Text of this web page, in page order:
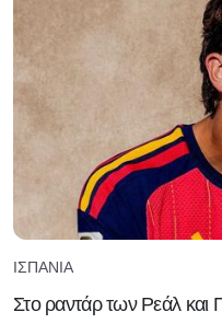
ΙΣΠΑΝΊΑ
Στο ραντάρ των Ρεάλ και